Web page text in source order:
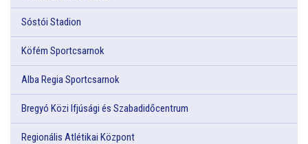
Sóstói Stadion
Köfém Sportcsarnok
Alba Regia Sportcsarnok
Bregyó Közi Ifjúsági és Szabadidőcentrum
Regionális Atlétikai Központ